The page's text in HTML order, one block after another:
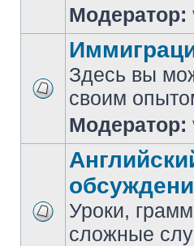
Модератор:
Здесь вы
своим
Модератор:
Уроки,
сложные